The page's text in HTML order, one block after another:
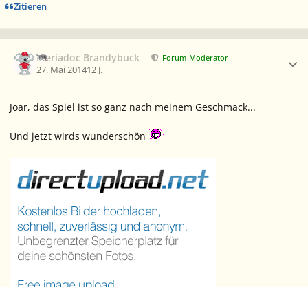
Zitieren
Meriadoc Brandybuck Forum-Moderator
27. Mai 201412 J.
Joar, das Spiel ist so ganz nach meinem Geschmack...
Und jetzt wirds wunderschön